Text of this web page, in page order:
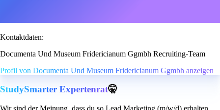
Kontaktdaten:
Documenta Und Museum Fridericianum Ggmbh Recruiting-Team
Profil von Documenta Und Museum Fridericianum Ggmbh anzeigen
StudySmarter Expertenrat🤫